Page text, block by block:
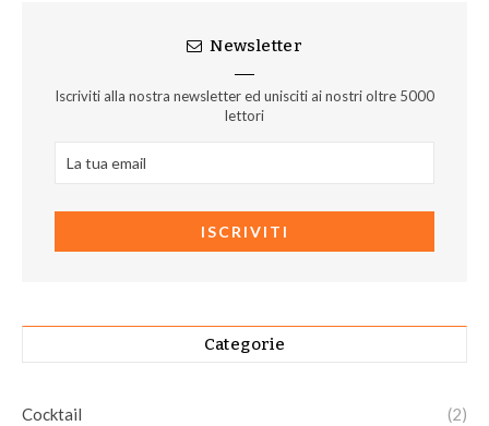
Newsletter
Iscriviti alla nostra newsletter ed unisciti ai nostri oltre 5000
lettori
Categorie
Cocktail (2)